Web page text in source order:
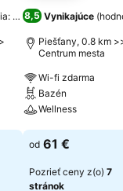
3 810)
8,5 Vynikajúce (
Piešťany, 0.8 km
Centrum mesta
Wi-fi zdarma
Bazén
Wellness
Zobraziť ceny
od 61 €
Pozrieť ceny z(o) 7
stránok